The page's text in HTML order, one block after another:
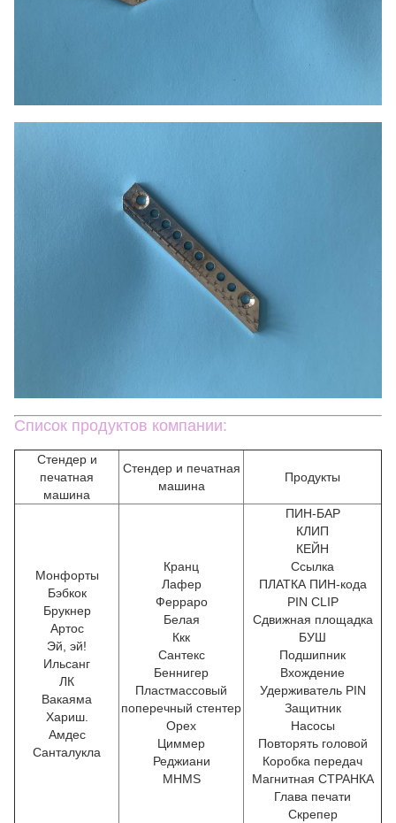
Список продуктов компании:
Стендер и
печатная
машина
Стендер и печатная
машина
Продукты
Монфорты
Бэбкок
Брукнер
Артос
Эй, эй!
Ильсанг
ЛК
Вакаяма
Хариш.
Амдес
Санталукла
Кранц
Лафер
Ферраро
Белая
Ккк
Сантекс
Беннигер
Пластмассовый
поперечный стентер
Орех
Циммер
Реджиани
MHMS
ПИН-БАР
КЛИП
КЕЙН
Ссылка
ПЛАТКА ПИН-кода
PIN CLIP
Сдвижная площадка
БУШ
Подшипник
Вхождение
Удерживатель PIN
Защитник
Насосы
Повторять головой
Коробка передач
Магнитная СТРАНКА
Глава печати
Скрепер